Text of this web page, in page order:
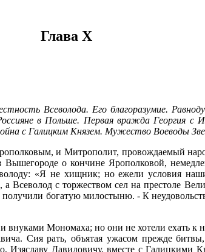
Глава Х
Всеволода. Его благоразумие.
в Польше. Первая вражда Георгия с
с Галицким Князем. Мужество Воеводы
и Митрополит, провождаемый
о кончине Ярополковой,
«Я не хищник; но ежели условия
Всеволод с торжеством сел на престоле
богатую милостыню. - К
Мономаха; но они не хотели ехать к
Сия рать, объятая ужасом прежде
Изяславу Давидовичу, вместе с